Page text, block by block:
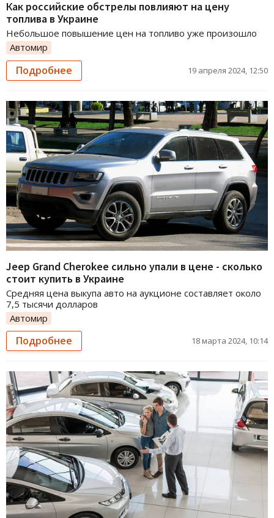
Как российские обстрелы повлияют на цену
топлива в Украине
Небольшое повышение цен на топливо уже произошло
Автомир
Подробнее 19 апреля 2024, 12:50
Jeep Grand Cherokee сильно упали в цене - сколько
стоит купить в Украине
Средняя цена выкупа авто на аукционе составляет около
7,5 тысячи долларов
Автомир
Подробнее 18 марта 2024, 10:14